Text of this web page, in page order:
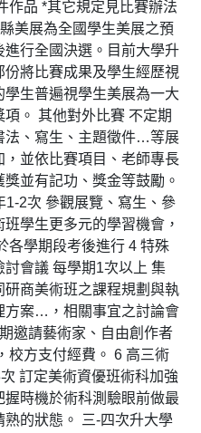
作品 *其它規定見比賽辦法
美展為全國學生美展之預
行全國決選。目前大學升
將比賽成果及學生經歷視
生普遍視學生美展為一大
。 其他對外比賽 不定期
法、寫生、主題徵件…等展
並依比賽項目、老師專長
並有記功、獎金等鼓勵。
1-2次 參觀展覽、寫生、參
學生更多元的學習機會，
各學期段考後進行 4 特殊
會議 每學期1次以上 集
商美術班之課程規劃與執
方案…，相關事宜之討論會
邀請藝術家、自由創作者
校方支付經費。 6 高三術
訂定美術資優班術科加強
時機於術科測驗眼前做最
的狀態。 三-四次升大學